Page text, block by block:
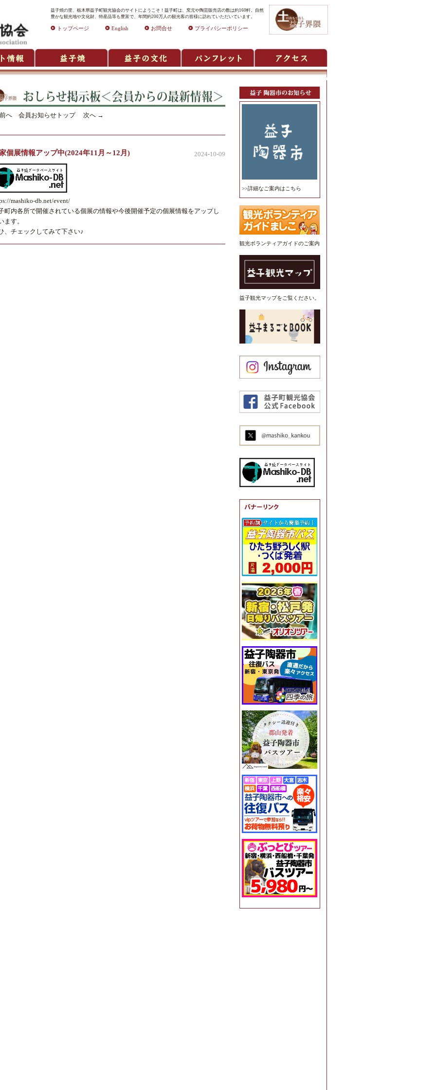
益子焼の里、栃木県益子町観光協会のサイトにようこそ！益子町は、窯元や陶芸販売店の数は約160軒。自然
豊かな観光地や文化財、特産品等も豊富で、年間約200万人の観光客の皆様に訪れていただいています。
トップページ English お問合せ プライバシーポリシー
へ 会員お知らせトップ 次へ →
個展情報アップ中(2024年11月～12月) 2024-10-09
mashiko-db.net/event/
町内各所で開催されている個展の情報や今後開催予定の個展情報をアップし
ます。
、チェックしてみて下さい♪
>>詳細なご案内はこちら
観光ボランティアガイドのご案内
益子観光マップをご覧ください。